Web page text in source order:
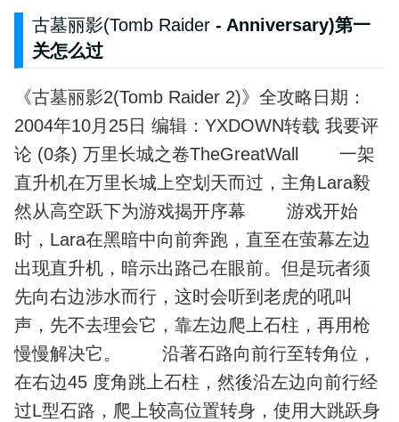
古墓丽影(Tomb Raider- Anniversary)第一
关怎么过
《古墓丽影2(Tomb Raider 2)》全攻略日期：
2004年10月25日 编辑：YXDOWN转载 我要评
论 (0条) 万里长城之卷TheGreatWall 一架
直升机在万里长城上空划天而过，主角Lara毅
然从高空跃下为游戏揭开序幕 游戏开始
时，Lara在黑暗中向前奔跑，直至在萤幕左边
出现直升机，暗示出路己在眼前。但是玩者须
先向右边涉水而行，这时会听到老虎的吼叫
声，先不去理会它，靠左边爬上石柱，再用枪
慢慢解决它。 沿著石路向前行至转角位，
在右边45 度角跳上石柱，然後沿左边向前行经
过L型石路，爬上较高位置转身，使用大跳跃身